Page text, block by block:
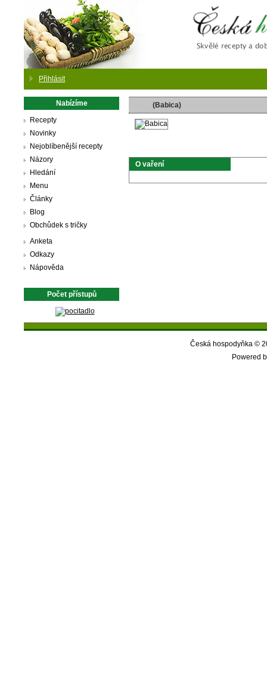
Přihlásit
Nabízíme
Recepty
Novinky
Nejoblíbenější recepty
Názory
Hledání
Menu
Články
Blog
Obchůdek s tričky
Anketa
Odkazy
Nápověda
Počet přístupů
(Babica)
O vaření
Česká hospodyňka ©
Powered